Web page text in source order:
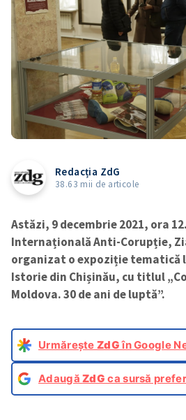
Redacția ZdG
38.63 mii de articole
Astăzi, 9 decembrie 2021, ora
Internațională Anti-Corupție,
organizat o expoziție tematică
Istorie din Chișinău, cu titlul
Moldova. 30 de ani de luptă”.
Urmărește ZdGîn Google
AdaugăZdG ca sursă